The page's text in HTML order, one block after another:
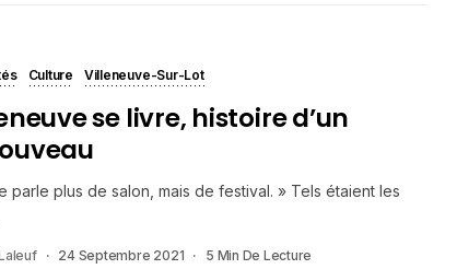
Culture Villeneuve-Sur-Lot
se livre, histoire d’un
parle plus de salon, mais de festival. » Tels étaient les
24 Septembre 2021 5 Min De Lecture